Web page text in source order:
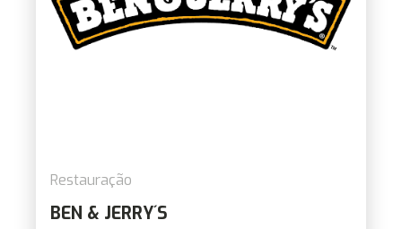
Restauração
BEN & JERRY´S